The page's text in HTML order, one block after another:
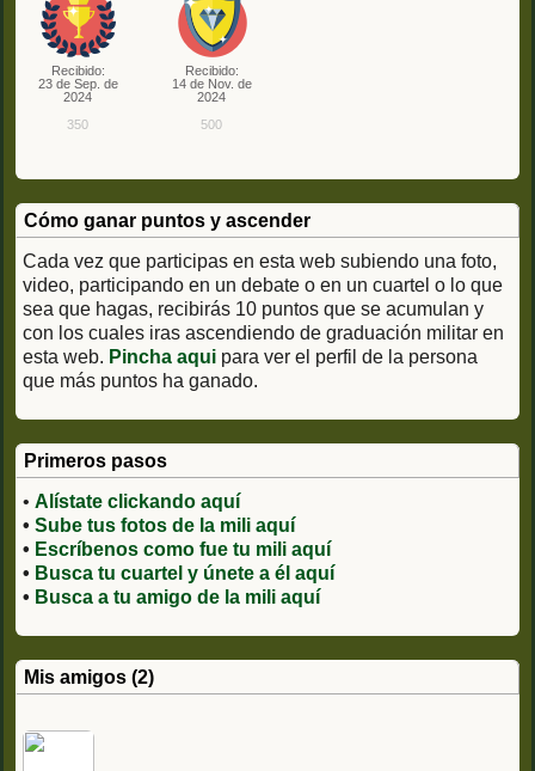
Recibido:
23 de Sep. de
2024
350
Recibido:
14 de Nov. de
2024
500
Cómo ganar puntos y ascender
Cada vez que participas en esta web subiendo una foto,
video, participando en un debate o en un cuartel o lo que
sea que hagas, recibirás 10 puntos que se acumulan y
con los cuales iras ascendiendo de graduación militar en
esta web. Pincha aqui para ver el perfil de la persona
que más puntos ha ganado.
Primeros pasos
• Alístate clickando aquí
• Sube tus fotos de la mili aquí
• Escríbenos como fue tu mili aquí
• Busca tu cuartel y únete a él aquí
• Busca a tu amigo de la mili aquí
Mis amigos (2)